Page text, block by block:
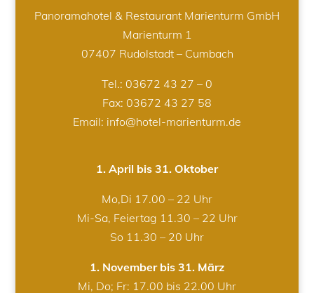
Panoramahotel & Restaurant Marienturm GmbH
Marienturm 1
07407 Rudolstadt – Cumbach
Tel.: 03672 43 27 – 0
Fax: 03672 43 27 58
Email: info@hotel-marienturm.de
1. April bis 31. Oktober
Mo,Di 17.00 – 22 Uhr
Mi-Sa, Feiertag 11.30 – 22 Uhr
So 11.30 – 20 Uhr
1. November bis 31. März
Mi, Do; Fr: 17.00 bis 22.00 Uhr